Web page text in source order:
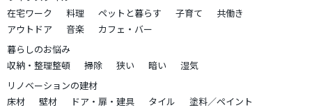
在宅ワーク
料理 ペットと暮らす 子育て
共働き
アウトドア
音楽
カフェ・バー
暮らしのお悩み
収納・整理整頓
掃除 狭い 暗い
湿気
リノベーションの建材
床材
壁材 ドア・扉・建具 タイル
塗料／ペイント